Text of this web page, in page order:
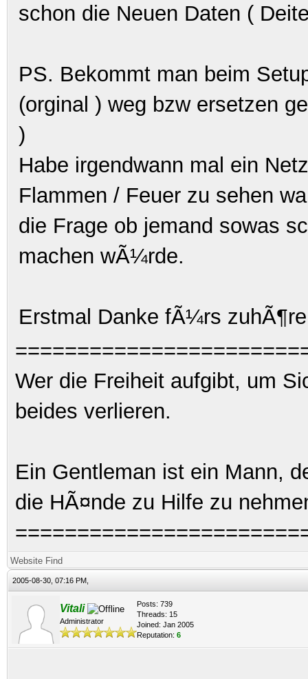
schon die Neuen Daten (
PS. Bekommt man beim
(orginal ) weg bzw ersetzen
)
Habe irgendwann mal ein
Flammen / Feuer zu sehen
die Frage ob jemand sowas
machen wÃ¼rde.
Erstmal Danke fÃ¼rs
Wer die Freiheit aufgibt, um
beides verlieren.
Ein Gentleman ist ein Mann,
die HÃ¤nde zu Hilfe zu
Website Find
2005-08-30, 07:16 PM,
Vitali
Administrator
Posts: 739
Threads: 15
Joined: Jan 2005
Reputation: 6